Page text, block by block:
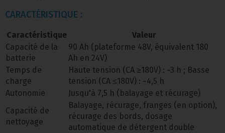
CARACTÉRISTIQUE :
Caractéristique
Valeur
Capacité de la
batterie
90 Ah (plateforme 48V, équivalent 180
Ah en 24V)
Temps de
charge
Haute tension (CA ≥180V) : ~3 h ; Basse
tension (CA ≤180V) : ~4,5 h
Autonomie
Jusqu'à 7,5 h (balayage et récurage)
Capacité de
nettoyage
Balayage, récurage, franges (en option),
récurage des bords, dosage
automatique de détergent double